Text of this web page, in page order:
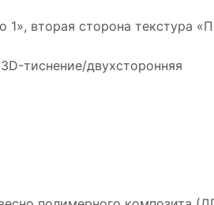
1», вторая сторона текстура